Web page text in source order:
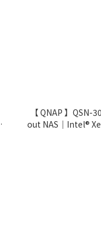
【 QNAP 】
out NAS｜Intel®